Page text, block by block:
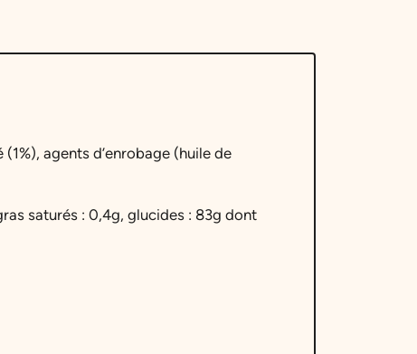
agents d’enrobage (huile de
saturés : 0,4g, glucides : 83g dont